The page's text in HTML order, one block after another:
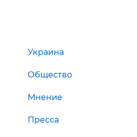
Украина
Общество
Мнение
Пресса